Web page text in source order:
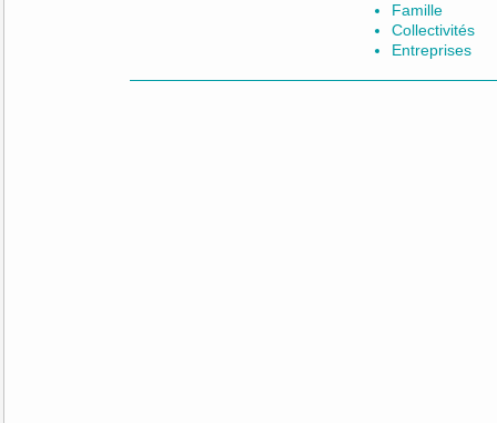
Famille
Collectivités
Entreprises